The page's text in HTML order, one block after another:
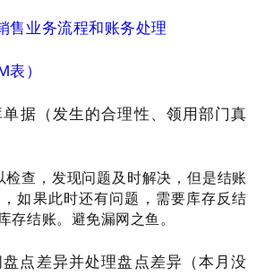
售业务流程和账务处理
）
据（发生的合理性、领用部门真
查，发现问题及时解决，但是结账
如果此时还有问题，需要库存反结
存结账。避免漏网之鱼。
点差异并处理盘点差异（本月没